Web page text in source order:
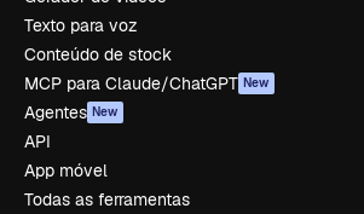
Texto para voz
Conteúdo de stock
MCP para Claude/ChatGPT New
Agentes New
API
App móvel
Todas as ferramentas